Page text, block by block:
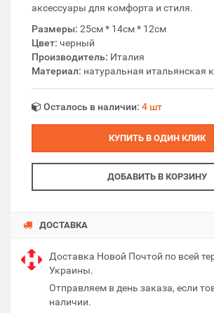
аксессуары для комфорта и стиля.
Размеры: 25см * 14см * 12см
Цвет: черный
Производитель: Италия
Материал: натуральная итальянская
Осталось в наличии: 4 шт
КУПИТЬ В ОДИН КЛИК
ДОБАВИТЬ В КОРЗИНУ
ДОСТАВКА
Доставка Новой Почтой по всей
Украины.
Отправляем в день заказа, если
наличии.